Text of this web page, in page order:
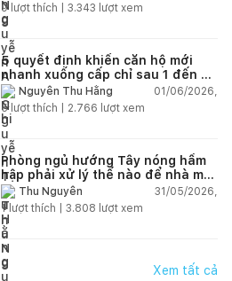
9lượt thích | 3.343 lượt xem
5 quyết định khiến căn hộ mới
nhanh xuống cấp chỉ sau 1 đến 2
nămNguyễn Thu Hằng
01/06/2026,
5lượt thích | 2.766 lượt xem
Phòng ngủ hướng Tây nóng hầm
hập phải xử lý thế nào để nhà mát
hơn?Thu Nguyễn
31/05/2026,
1lượt thích | 3.808 lượt xem
Xem tất cả